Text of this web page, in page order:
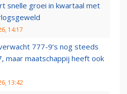
snelle groei in kwartaal met
14:17
777-9’s nog steeds
maar maatschappij heeft ook
13:42